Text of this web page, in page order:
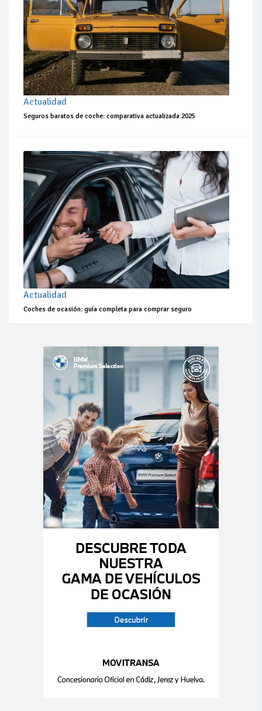
Actualidad
Seguros baratos de coche: comparativa actualizada 2025
Actualidad
Coches de ocasión: guía completa para comprar seguro